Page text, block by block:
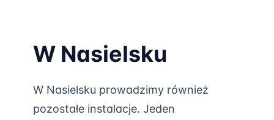
W Nasielsku
W Nasielsku prowadzimy również
pozostałe instalacje. Jeden